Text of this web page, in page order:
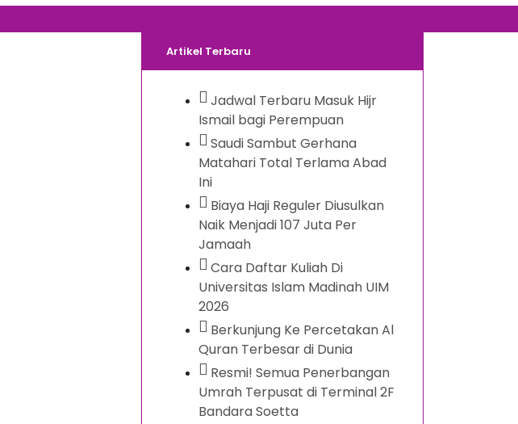
Artikel Terbaru
Jadwal Terbaru Masuk Hijr
Ismail bagi Perempuan
Saudi Sambut Gerhana
Matahari Total Terlama Abad
Ini
Biaya Haji Reguler Diusulkan
Naik Menjadi 107 Juta Per
Jamaah
Cara Daftar Kuliah Di
Universitas Islam Madinah UIM
2026
Berkunjung Ke Percetakan Al
Quran Terbesar di Dunia
Resmi! Semua Penerbangan
Umrah Terpusat di Terminal 2F
Bandara Soetta